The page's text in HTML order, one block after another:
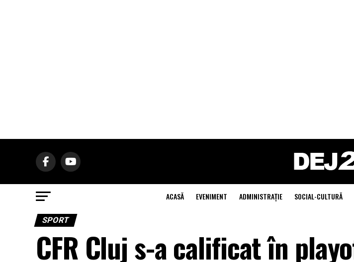
ACASĂ EVENIMENT ADMINISTRAŢIE SOCIAL-CULTURĂ
SPORT
CFR Cluj s-a calificat în